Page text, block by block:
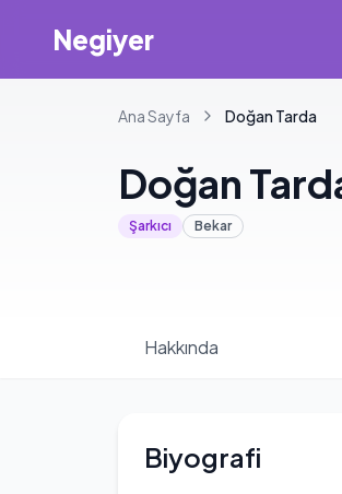
Negiyer
Ana Sayfa Doğan Tarda
Doğan
Şarkıcı Bekar
Hakkında
Biyografi